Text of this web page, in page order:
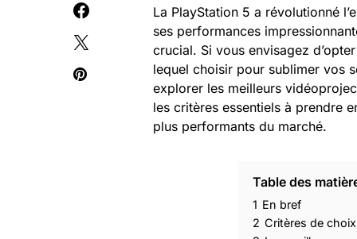
La PlayStation 5 a révolutionné
ses performances
crucial. Si vous envisagez
lequel choisir pour sublimer vos
explorer les meilleurs
les critères essentiels à prendre
plus performants du marché.
Table des
1 En bref
2 Critères de